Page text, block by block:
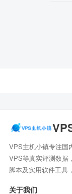
VPS主机小镇专注国
VPS等真实评测数据
脚本及实用软件工具
关于我们